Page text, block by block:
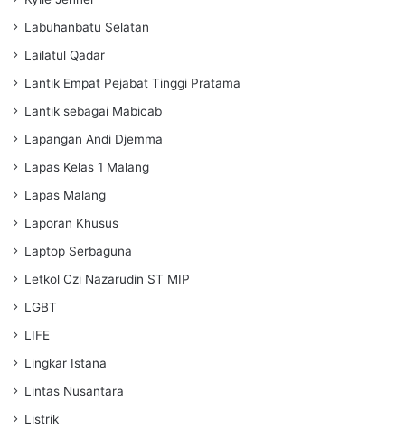
Labuhanbatu Selatan
Lailatul Qadar
Lantik Empat Pejabat Tinggi Pratama
Lantik sebagai Mabicab
Lapangan Andi Djemma
Lapas Kelas 1 Malang
Lapas Malang
Laporan Khusus
Laptop Serbaguna
Letkol Czi Nazarudin ST MIP
LGBT
LIFE
Lingkar Istana
Lintas Nusantara
Listrik